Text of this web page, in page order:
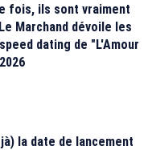
fois, ils sont vraiment
Marchand dévoile les
dating de "L'Amour
la date de lancement